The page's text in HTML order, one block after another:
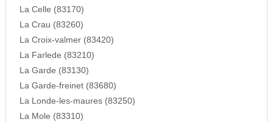
La Celle (83170)
La Crau (83260)
La Croix-valmer (83420)
La Farlede (83210)
La Garde (83130)
La Garde-freinet (83680)
La Londe-les-maures (83250)
La Mole (83310)